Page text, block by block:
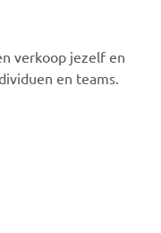
verkoop jezelf en
en teams.